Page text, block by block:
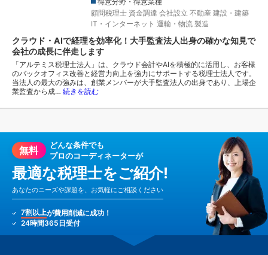
顧問税理士 資金調達 会社設立 不動産 建設・建築
IT・インターネット 運輸・物流 製造
クラウド・AIで経理を効率化！大手監査法人出身の確かな知見で
会社の成長に伴走します
「アルテミス税理士法人」は、クラウド会計やAIを積極的に活用し、お客様
のバックオフィス改善と経営力向上を強力にサポートする税理士法人です。
当法人の最大の強みは、創業メンバーが大手監査法人の出身であり、上場企
業監査から成… 続きを読む
無料
どんな条件でも
プロのコーディネーターが
最適な税理士をご紹介!
あなたのニーズや課題を、お気軽にご相談ください
7割以上が費用削減に成功！
24時間365日受付